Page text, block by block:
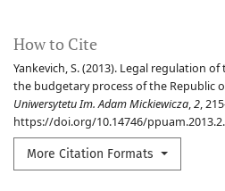
How to Cite
Yankevich, S. (2013). Legal regulation
the budgetary process of the Republic
Uniwersytetu Im. Adam Mickiewicza,2,
https://doi.org/10.14746/
More Citation Formats